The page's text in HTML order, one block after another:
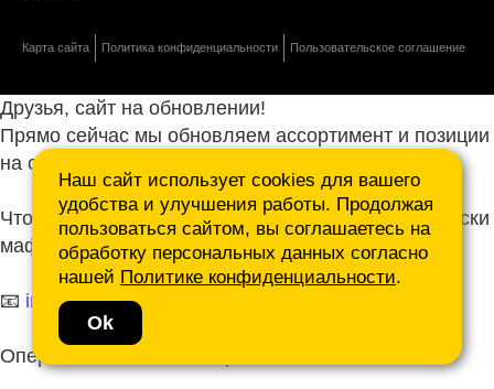
Карта сайта Политика конфиденциальности Пользовательское соглашение
Наш сайт использует cookies для вашего
удобства и улучшения работы. Продолжая
пользоваться сайтом, вы соглашаетесь на
обработку персональных данных согласно
нашей Политике конфиденциальности.
Ok
Друзья, сайт на обновлении!
Прямо сейчас мы обновляем ассортимент и позиции
на сайте.
Чтобы не ждать, присылайте ваши запросы и списки
маф нам на почту.
📧 info@mafmasterfibre.ru
Оперативно ответим и просчитаем КП!